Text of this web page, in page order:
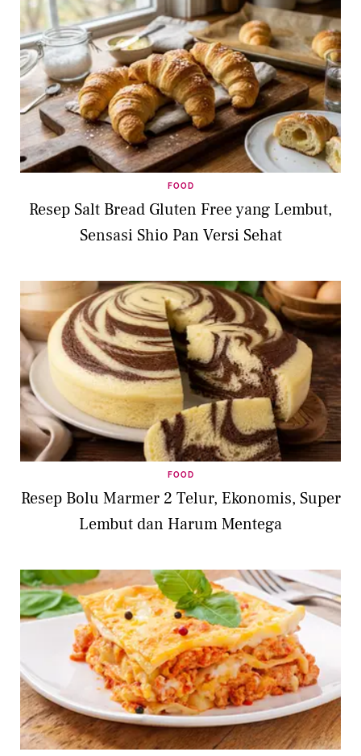
FOOD
Resep Salt Bread Gluten Free yang Lembut,
Sensasi Shio Pan Versi Sehat
FOOD
Resep Bolu Marmer 2 Telur, Ekonomis, Super
Lembut dan Harum Mentega